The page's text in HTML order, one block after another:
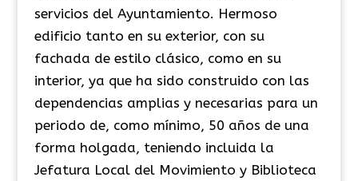
servicios del Ayuntamiento. Hermoso
edificio tanto en su exterior, con su
fachada de estilo clásico, como en su
interior, ya que ha sido construido con las
dependencias amplias y necesarias para un
periodo de, como mínimo, 50 años de una
forma holgada, teniendo incluida la
Jefatura Local del Movimiento y Biblioteca